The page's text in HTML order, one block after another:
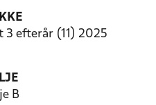
3 efterår (11) 2025
B